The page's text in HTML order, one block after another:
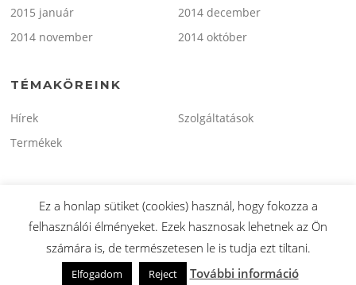
2015 január
2014 december
2014 november
2014 október
TÉMAKÖREINK
Hírek
Szolgáltatások
Termékek
Copyright © 2026 minitaxi.hu. Minden Jog Fenntartva.
Screenr parallax theme által FameThemes
Ez a honlap sütiket (cookies) használ, hogy fokozza a
felhasználói élményeket. Ezek hasznosak lehetnek az Ön
számára is, de természetesen le is tudja ezt tiltani.
Elfogadom Reject További információ